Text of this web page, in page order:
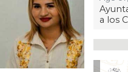
a los
Ago 07,